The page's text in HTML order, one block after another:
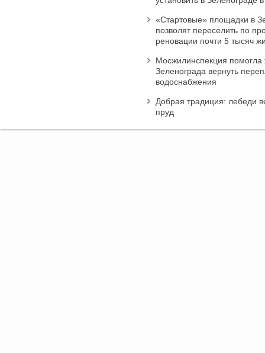
«Стартовые» площадки в
позволят переселить по
реновации почти 5 тысяч
Мосжилинспекция помогла
Зеленограда вернуть
водоснабжения
Добрая традиция: лебеди
пруд